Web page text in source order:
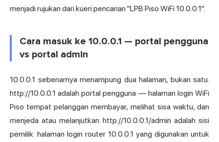
menjadi rujukan dari kueri pencarian "LPB Piso WiFi 10.0.0.1".
Cara masuk ke 10.0.0.1 — portal pengguna
vs portal admin
10.0.0.1 sebenarnya menampung dua halaman, bukan satu.
http://10.0.0.1 adalah portal pengguna — halaman login WiFi
Piso tempat pelanggan membayar, melihat sisa waktu, dan
menjeda atau melanjutkan. http://10.0.0.1/admin adalah sisi
pemilik: halaman login router 10.0.0.1 yang digunakan untuk